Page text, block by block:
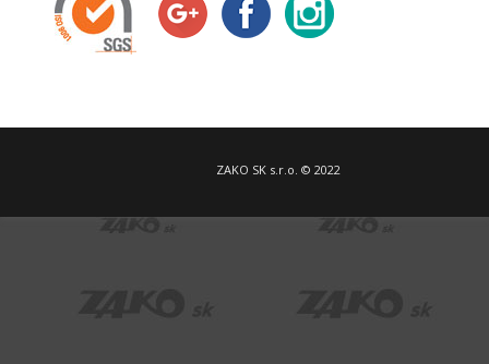
ZAKO SK s.r.o. © 2022